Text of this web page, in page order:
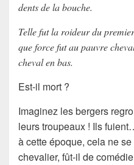
dents de la bouche.
Telle fut la roideur du
que force fut au pauvre
cheval en bas.
Est-il mort ?
Imaginez les bergers
leurs troupeaux ! Ils
à cette époque, cela ne
chevalier, fût-il de